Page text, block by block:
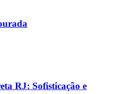
RJ: Sofisticação e